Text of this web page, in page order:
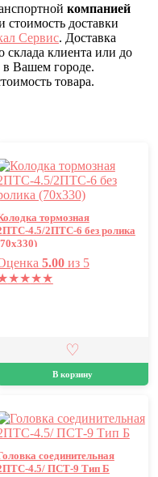
компанией
стоимость доставки
Сервис. Доставка
склада клиента или до
в Вашем городе.
товара.
тормозная
4.5/2ПТС-6 без ролика
5.00из 5
★★★★
В корзину
соединительная
4.5/ ПСТ-9 Тип Б